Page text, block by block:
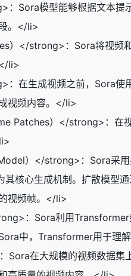
Sora模型能够根据文本提
。</li>
</strong>：Sora将视频
li>
在生成视频之前，Sora使
视频内容。</li>
Patches）</strong>：在
）</strong>：Sora采
核心生成机制。扩散模型
视频帧。</li>
：Sora利用Transformer
中，Transformer用于理
在大规模的视频数据集